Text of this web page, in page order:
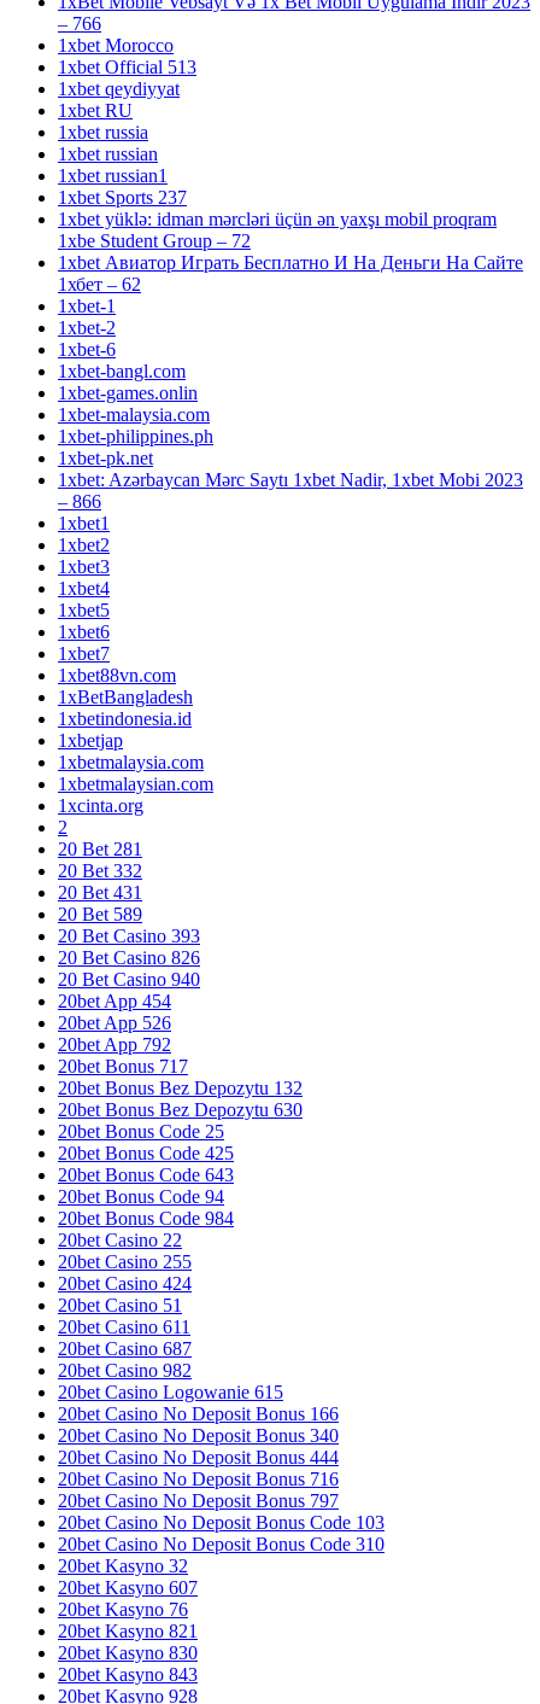
– 766
1xbet Morocco
1xbet Official 513
1xbet qeydiyyat
1xbet RU
1xbet russia
1xbet russian
1xbet russian1
1xbet Sports 237
1xbet yüklə: idman mərcləri üçün ən yaxşı mobil proqram
1xbe Student Group – 72
1xbet Авиатор Играть Бесплатно И На Деньги На Сайте
1хбет – 62
1xbet-1
1xbet-2
1xbet-6
1xbet-bangl.com
1xbet-games.onlin
1xbet-malaysia.com
1xbet-philippines.ph
1xbet-pk.net
1xbet: Azərbaycan Mərc Saytı 1xbet Nadir, 1xbet Mobi 2023
– 866
1xbet1
1xbet2
1xbet3
1xbet4
1xbet5
1xbet6
1xbet7
1xbet88vn.com
1xBetBangladesh
1xbetindonesia.id
1xbetjap
1xbetmalaysia.com
1xbetmalaysian.com
1xcinta.org
2
20 Bet 281
20 Bet 332
20 Bet 431
20 Bet 589
20 Bet Casino 393
20 Bet Casino 826
20 Bet Casino 940
20bet App 454
20bet App 526
20bet App 792
20bet Bonus 717
20bet Bonus Bez Depozytu 132
20bet Bonus Bez Depozytu 630
20bet Bonus Code 25
20bet Bonus Code 425
20bet Bonus Code 643
20bet Bonus Code 94
20bet Bonus Code 984
20bet Casino 22
20bet Casino 255
20bet Casino 424
20bet Casino 51
20bet Casino 611
20bet Casino 687
20bet Casino 982
20bet Casino Logowanie 615
20bet Casino No Deposit Bonus 166
20bet Casino No Deposit Bonus 340
20bet Casino No Deposit Bonus 444
20bet Casino No Deposit Bonus 716
20bet Casino No Deposit Bonus 797
20bet Casino No Deposit Bonus Code 103
20bet Casino No Deposit Bonus Code 310
20bet Kasyno 32
20bet Kasyno 607
20bet Kasyno 76
20bet Kasyno 821
20bet Kasyno 830
20bet Kasyno 843
20bet Kasyno 928